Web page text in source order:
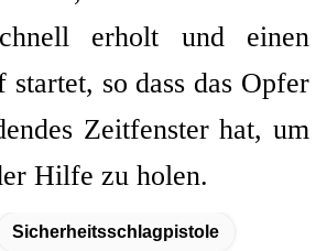
erholt und einen
startet, so dass das Opfer
Zeitfenster hat, um
Hilfe zu holen.
Sicherheitsschlagpistole